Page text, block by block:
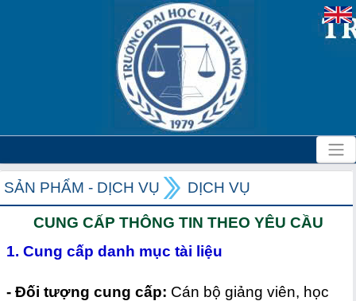
SẢN PHẨM - DỊCH VỤ DỊCH VỤ
CUNG CẤP THÔNG TIN THEO YÊU CẦU
1. Cung cấp danh mục tài liệu
- Đối tượng cung cấp: Cán bộ giảng viên, học